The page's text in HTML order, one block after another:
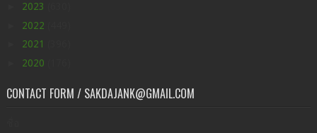
2023
2022
2021
2020
CONTACT FORM / SAKDAJANK@GMAIL.COM